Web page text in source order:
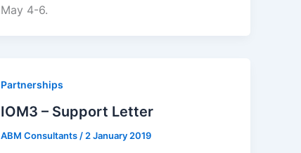
May 4-6.
Partnerships
IOM3 – Support Letter
ABM Consultants/2 January 2019